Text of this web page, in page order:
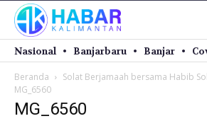
Nasional Banjarbaru Banjar
Beranda
Solat Berjamaah bersama Habib
MG_6560
MG_6560